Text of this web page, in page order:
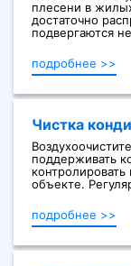
плесени в
достаточно
подвергаются
подробнее >>
Чистка
поддерживать
объекте.
подробнее >>